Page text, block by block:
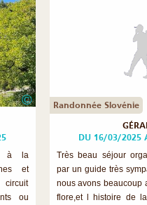
©
à la
et
circuit
ou
Randonnée Slovénie
DU 16/03/2025
Très beau séjour
par un guide très
nous avons beaucoup
flore,et l histoire de